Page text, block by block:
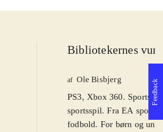
Bibliotekernes
af Ole Bisbjerg
PS3, Xbox 360.
sportsspil. Fra EA sports
fodbold. For børn og
Feedback